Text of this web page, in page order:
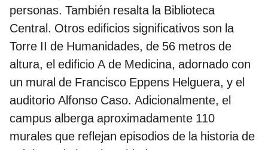
personas. También resalta la Biblioteca
Central. Otros edificios significativos son la
Torre II de Humanidades, de 56 metros de
altura, el edificio A de Medicina, adornado con
un mural de Francisco Eppens Helguera, y el
auditorio Alfonso Caso. Adicionalmente, el
campus alberga aproximadamente 110
murales que reflejan episodios de la historia de